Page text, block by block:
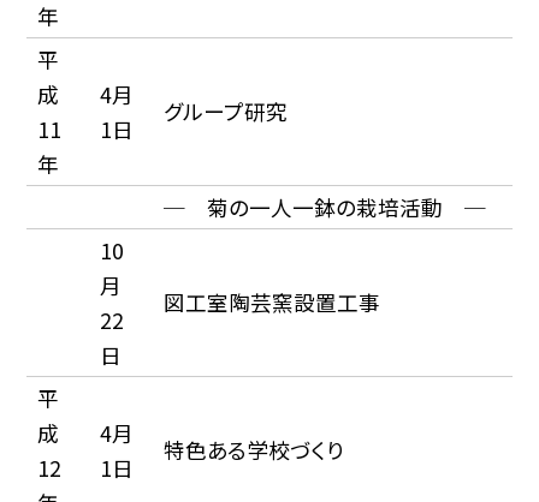
年
平
成
11
年
4月
1日
グループ研究
─ 菊の一人一鉢の栽培活動 ─
10
月
22
日
図工室陶芸窯設置工事
平
成
12
4月
1日
特色ある学校づくり